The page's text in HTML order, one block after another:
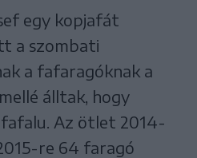
egy kopjafát
a szombati
a fafaragóknak a
álltak, hogy
Az ötlet 2014-
re 64 faragó